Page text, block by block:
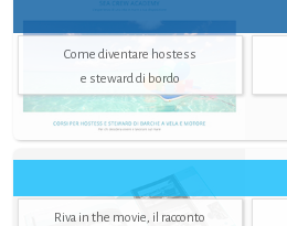
Come diventare hostess
e steward di bordo
Riva in the movie, il racconto